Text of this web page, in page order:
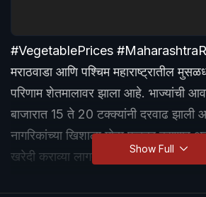
#VegetablePrices
मराठवाडा आणि पश्चिम महाराष्ट्रातील
परिणाम शेतमालावर झाला आहे. भाज्यांची
बाजारात 15 ते 20 टक्क्यांनी दरवाढ झाली
नागरिकांच्या खिशाला मोठा फटका बसणार
खरेदी कराव्या लागतील.
Show Full